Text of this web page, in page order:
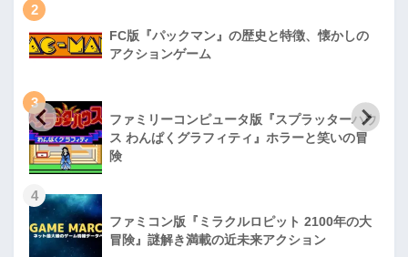
2
FC版『パックマン』の歴史と特徴、懐かしの
アクションゲーム
3
ファミリーコンピュータ版『スプラッターハウ
ス わんぱくグラフィティ』ホラーと笑いの冒
険
4
ファミコン版『ミラクルロピット 2100年の大
冒険』謎解き満載の近未来アクション